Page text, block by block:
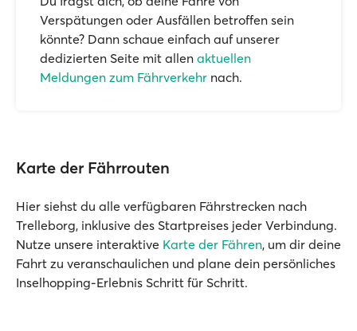
Verspätungen oder Ausfällen betroffen sein
könnte? Dann schaue einfach auf unserer
dedizierten Seite mit allen aktuellen
Meldungen zum Fährverkehr nach.
Karte der Fährrouten
Hier siehst du alle verfügbaren Fährstrecken nach
Trelleborg, inklusive des Startpreises jeder Verbindung.
Nutze unsere interaktive Karte der Fähren, um dir deine
Fahrt zu veranschaulichen und plane dein persönliches
Inselhopping-Erlebnis Schritt für Schritt.